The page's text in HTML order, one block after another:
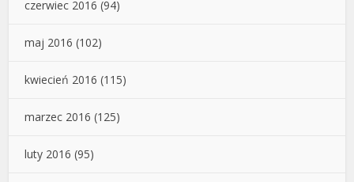
czerwiec 2016 (94)
maj 2016 (102)
kwiecień 2016 (115)
marzec 2016 (125)
luty 2016 (95)